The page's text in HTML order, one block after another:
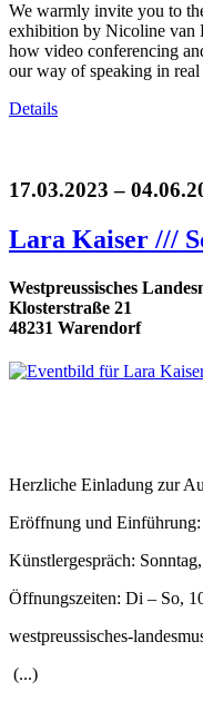
We warmly invite you to
exhibition by Nicoline van
how video conferencing
our way of speaking in
Details
17.03.2023 –
Lara Kaiser ///
Westpreussisches
Klosterstraße 21
48231 Warendorf
Herzliche Einladung zur
Eröffnung und
Künstlergespräch:
Öffnungszeiten: Di – So,
westpreussisches-
(...)